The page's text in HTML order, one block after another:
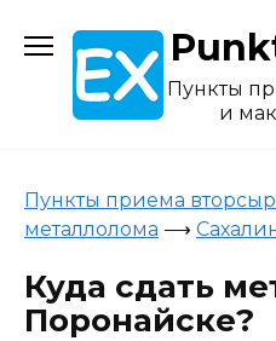
content
Пункты
и
Пункты приема
металлолома ⟶
Куда сдать
Поронайске?